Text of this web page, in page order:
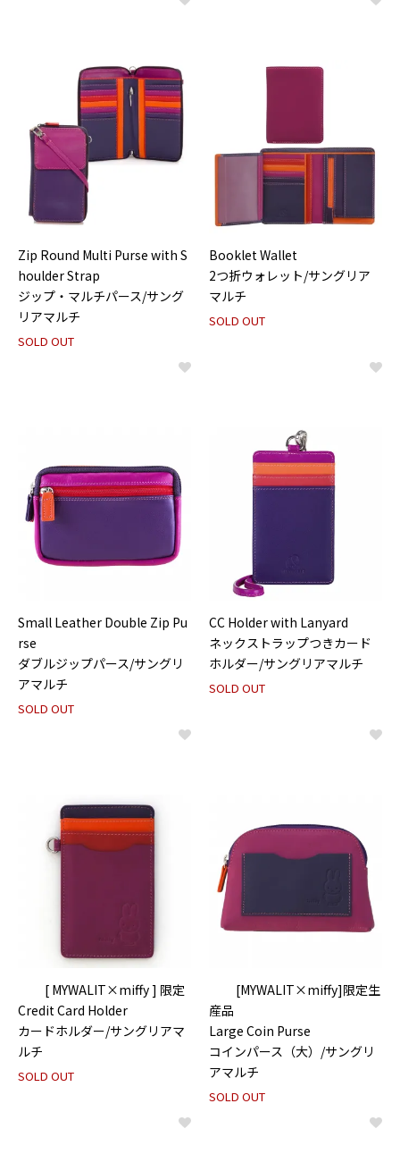
Zip Round Multi Purse with S
houlder Strap
ジップ・マルチパース/サング
リアマルチ
SOLD OUT
Booklet Wallet
2つ折ウォレット/サングリア
マルチ
SOLD OUT
Small Leather Double Zip Pu
rse
ダブルジップパース/サングリ
アマルチ
SOLD OUT
CC Holder with Lanyard
ネックストラップつきカード
ホルダー/サングリアマルチ
SOLD OUT
[ MYWALIT×miffy ] 限定
Credit Card Holder
カードホルダー/サングリアマ
ルチ
SOLD OUT
[MYWALIT×miffy]限定生
産品
Large Coin Purse
コインパース（大）/サングリ
アマルチ
SOLD OUT